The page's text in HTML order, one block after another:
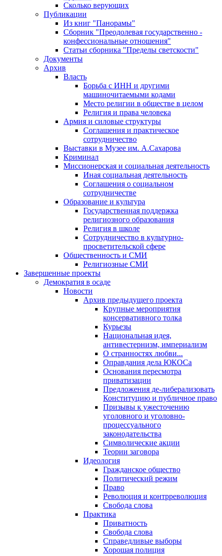
Сколько верующих
Публикации
Из книг "Панорамы"
Сборник "Преодолевая государственно -
конфессиональные отношения"
Статьи сборника "Пределы светскости"
Документы
Архив
Власть
Борьба с ИНН и другими
машиночитаемыми кодами
Место религии в обществе в целом
Религия и права человека
Армия и силовые структуры
Соглашения и практическое
сотрудничество
Выставки в Музее им. А.Сахарова
Криминал
Миссионерская и социальная деятельность
Иная социальная деятельность
Соглашения о социальном
сотрудничестве
Образование и культура
Государственная поддержка
религиозного образования
Религия в школе
Сотрудничество в культурно-
просветительской сфере
Общественность и СМИ
Религиозные СМИ
Завершенные проекты
Демократия в осаде
Новости
Архив предыдущего проекта
Крупные мероприятия
консервативного толка
Курьезы
Национальная идея,
антивестернизм, империализм
О странностях любви...
Оправдания дела ЮКОСа
Основания пересмотра
приватизации
Предложения де-либерализовать
Конституцию и публичное право
Призывы к ужесточению
уголовного и уголовно-
процессуального
законодательства
Символические акции
Теории заговора
Идеология
Гражданское общество
Политический режим
Право
Революция и контрреволюция
Свобода слова
Практика
Приватность
Свобода слова
Справедливые выборы
Хорошая полиция